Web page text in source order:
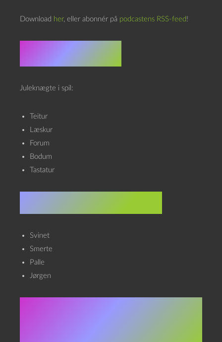
Download her, eller abonnér på podcastens RSS-feed!
Doom scroll
Juleknægte i spil:
Teitur
Læskur
Forum
Bodum
Tastatur
Svinet
Smerte
Palle
Jørgen